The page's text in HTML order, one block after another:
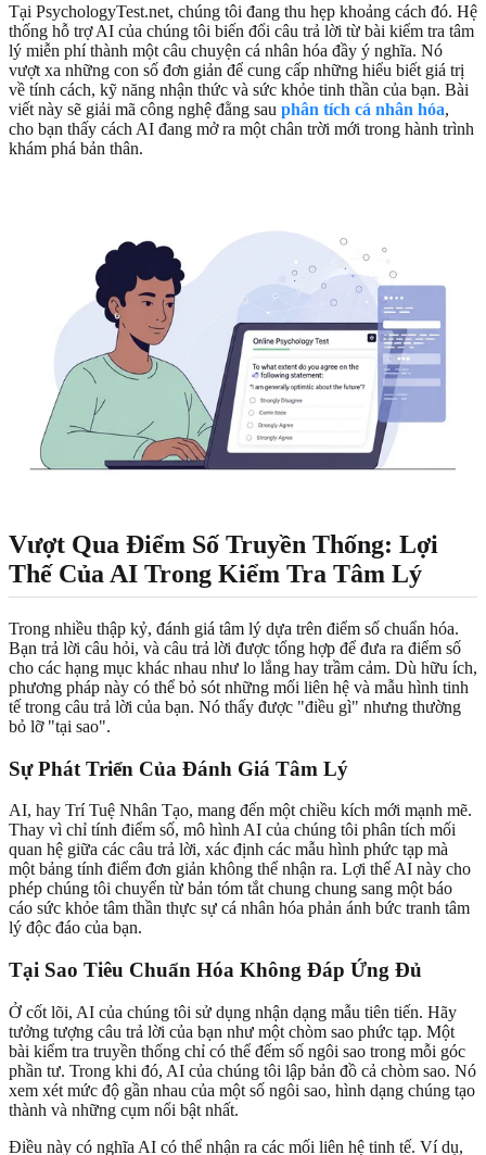
Tại PsychologyTest.net, chúng tôi đang thu hẹp khoảng cách đó. Hệ
thống hỗ trợ AI của chúng tôi biến đổi câu trả lời từ bài kiểm tra tâm
lý miễn phí thành một câu chuyện cá nhân hóa đầy ý nghĩa. Nó
vượt xa những con số đơn giản để cung cấp những hiểu biết giá trị
về tính cách, kỹ năng nhận thức và sức khỏe tinh thần của bạn. Bài
viết này sẽ giải mã công nghệ đằng sau phân tích cá nhân hóa,
cho bạn thấy cách AI đang mở ra một chân trời mới trong hành trình
khám phá bản thân.
Vượt Qua Điểm Số Truyền Thống: Lợi
Thế Của AI Trong Kiểm Tra Tâm Lý
Trong nhiều thập kỷ, đánh giá tâm lý dựa trên điểm số chuẩn hóa.
Bạn trả lời câu hỏi, và câu trả lời được tổng hợp để đưa ra điểm số
cho các hạng mục khác nhau như lo lắng hay trầm cảm. Dù hữu ích,
phương pháp này có thể bỏ sót những mối liên hệ và mẫu hình tinh
tế trong câu trả lời của bạn. Nó thấy được "điều gì" nhưng thường
bỏ lỡ "tại sao".
Sự Phát Triển Của Đánh Giá Tâm Lý
AI, hay Trí Tuệ Nhân Tạo, mang đến một chiều kích mới mạnh mẽ.
Thay vì chỉ tính điểm số, mô hình AI của chúng tôi phân tích mối
quan hệ giữa các câu trả lời, xác định các mẫu hình phức tạp mà
một bảng tính điểm đơn giản không thể nhận ra. Lợi thế AI này cho
phép chúng tôi chuyển từ bản tóm tắt chung chung sang một báo
cáo sức khỏe tâm thần thực sự cá nhân hóa phản ánh bức tranh tâm
lý độc đáo của bạn.
Tại Sao Tiêu Chuẩn Hóa Không Đáp Ứng Đủ
Ở cốt lõi, AI của chúng tôi sử dụng nhận dạng mẫu tiên tiến. Hãy
tưởng tượng câu trả lời của bạn như một chòm sao phức tạp. Một
bài kiểm tra truyền thống chỉ có thể đếm số ngôi sao trong mỗi góc
phần tư. Trong khi đó, AI của chúng tôi lập bản đồ cả chòm sao. Nó
xem xét mức độ gần nhau của một số ngôi sao, hình dạng chúng tạo
thành và những cụm nổi bật nhất.
Điều này có nghĩa AI có thể nhận ra các mối liên hệ tinh tế. Ví dụ,